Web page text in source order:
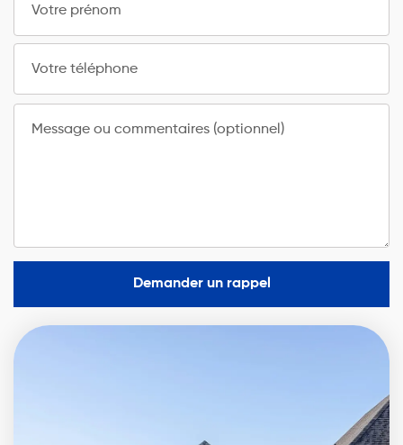
Votre prénom
Votre téléphone
Message ou commentaires (optionnel)
Demander un rappel